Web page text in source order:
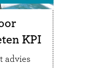
KPI
advies